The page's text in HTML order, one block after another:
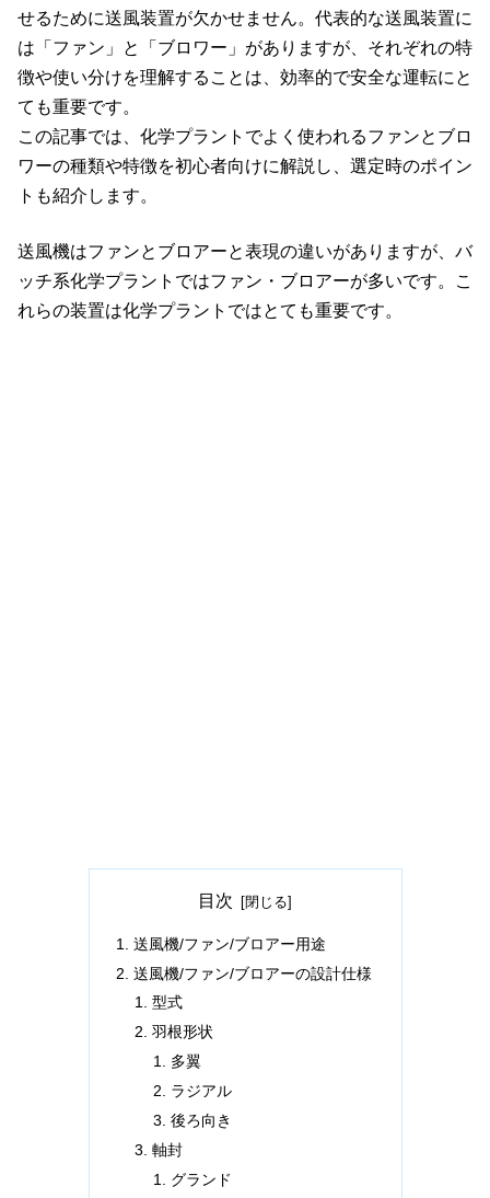
せるために送風装置が欠かせません。代表的な送風装置に
は「ファン」と「ブロワー」がありますが、それぞれの特
徴や使い分けを理解することは、効率的で安全な運転にと
ても重要です。
この記事では、化学プラントでよく使われるファンとブロ
ワーの種類や特徴を初心者向けに解説し、選定時のポイン
トも紹介します。
送風機はファンとブロアーと表現の違いがありますが、バ
ッチ系化学プラントではファン・ブロアーが多いです。こ
れらの装置は化学プラントではとても重要です。
目次
送風機/ファン/ブロアー用途
送風機/ファン/ブロアーの設計仕様
型式
羽根形状
多翼
ラジアル
後ろ向き
軸封
グランド